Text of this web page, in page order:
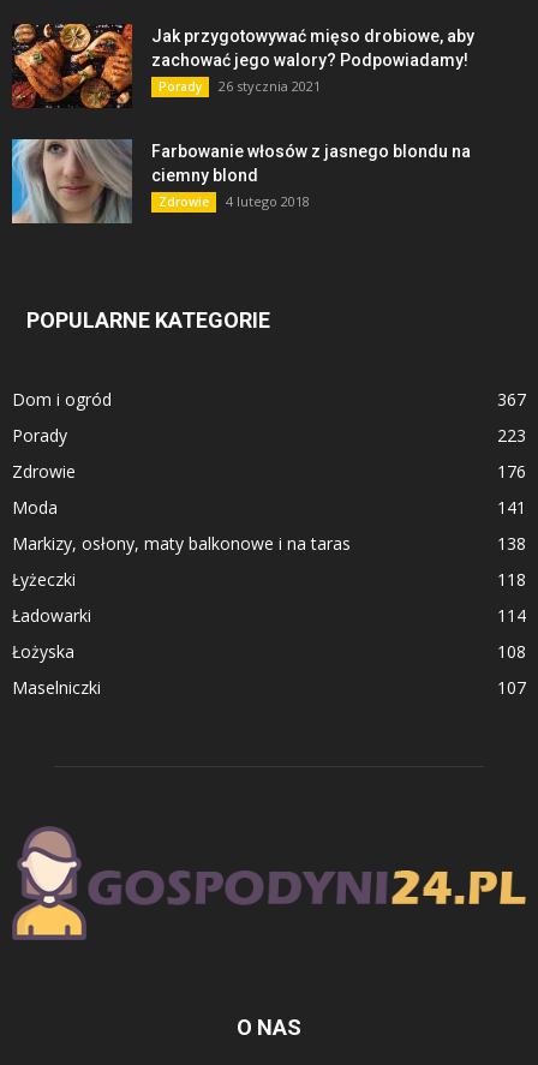
Jak przygotowywać mięso drobiowe, aby
zachować jego walory? Podpowiadamy!
Porady 26 stycznia 2021
Farbowanie włosów z jasnego blondu na
ciemny blond
Zdrowie 4 lutego 2018
POPULARNE KATEGORIE
Dom i ogród
367
Porady
223
Zdrowie
176
Moda
141
Markizy, osłony, maty balkonowe i na taras
138
Łyżeczki
118
Ładowarki
114
Łożyska
108
Maselniczki
107
O NAS